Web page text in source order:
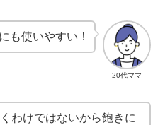
20代ママ
も使いやすい！
わけではないから飽きに